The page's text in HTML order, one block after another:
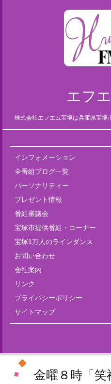
エフ
株式会社エフエム宝塚は兵庫県宝塚
インフォメーション
全番組ブログ一覧
パーソナリティー
プレゼント情報
番組審議会
宝塚市提供番組・コーナー
宝塚1万人のラインダンス
お問い合わせ
会社案内
リンク
プライバシーポリシー
サイトマップ
金曜８時「笑